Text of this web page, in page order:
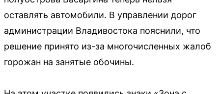
оставлять автомобили. В управлении дорог
администрации Владивостока пояснили, что
решение принято из-за многочисленных жалоб
горожан на занятые обочины.